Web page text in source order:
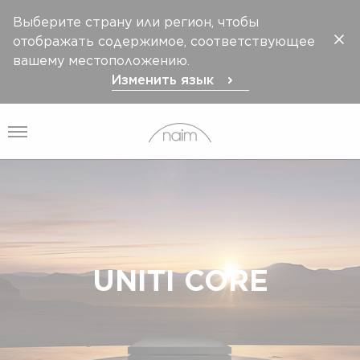
Выберите страну или регион, чтобы
отображать содержимое, соответствующее
вашему местоположению.
Изменить язык
Открыть меню
UNITI CORE